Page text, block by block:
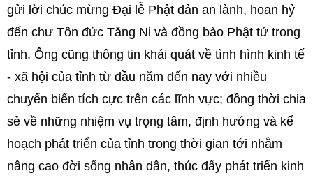
gửi lời chúc mừng Đại lễ Phật đản an lành, hoan hỷ
đến chư Tôn đức Tăng Ni và đồng bào Phật tử trong
tỉnh. Ông cũng thông tin khái quát về tình hình kinh tế
- xã hội của tỉnh từ đầu năm đến nay với nhiều
chuyển biến tích cực trên các lĩnh vực; đồng thời chia
sẻ về những nhiệm vụ trọng tâm, định hướng và kế
hoạch phát triển của tỉnh trong thời gian tới nhằm
nâng cao đời sống nhân dân, thúc đẩy phát triển kinh